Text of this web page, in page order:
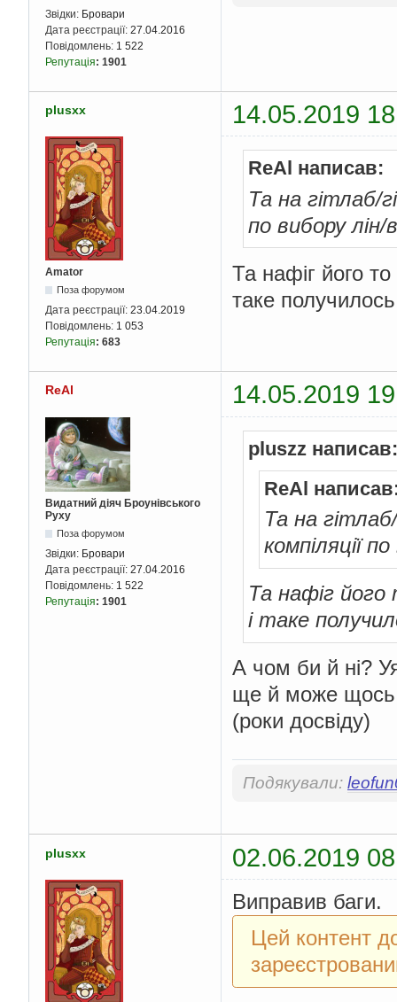
Звідки: Бровари
Дата реєстрації: 27.04.2016
Повідомлень: 1 522
Репутація: 1901
plusxx 14.05.2019
Amator
Поза форумом
Дата реєстрації: 23.04.2019
Повідомлень: 1 053
Репутація: 683
ReAl написав:
Та на гітлаб/
по вибору лін/
Та нафіг його
таке
ReAl 14.05.2019
Видатний діяч Броунівського
Руху
Поза форумом
Звідки: Бровари
Дата реєстрації: 27.04.2016
Повідомлень: 1 522
Репутація: 1901
pluszz написав:
ReAl
Та на
компіляції
Та нафіг
і таке
А чом би й ні?
ще й може щось
(роки досвіду)
Подякували:
plusxx 02.06.2019
Виправив баги.
Цей контент